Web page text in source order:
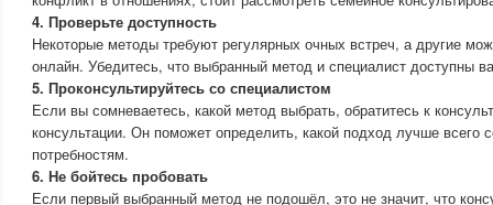
4. Проверьте доступность
Некоторые методы требуют регулярных очных встреч, а другие
онлайн. Убедитесь, что выбранный метод и специалист доступны
5. Проконсультируйтесь со специалистом
Если вы сомневаетесь, какой метод выбрать, обратитесь к
консультации. Он поможет определить, какой подход лучше всего
потребностям.
6. Не бойтесь пробовать
Если первый выбранный метод не подошёл, это не значит, что